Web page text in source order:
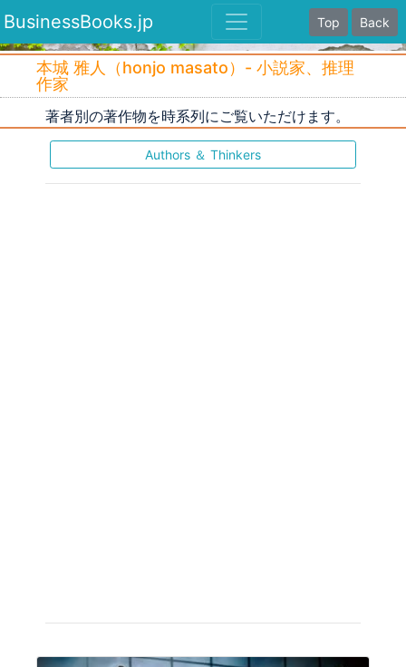
BusinessBooks.jp Top Back
本城 雅人（honjo masato）- 小説家、推理
作家
著者別の著作物を時系列にご覧いただけます。
Authors ＆ Thinkers